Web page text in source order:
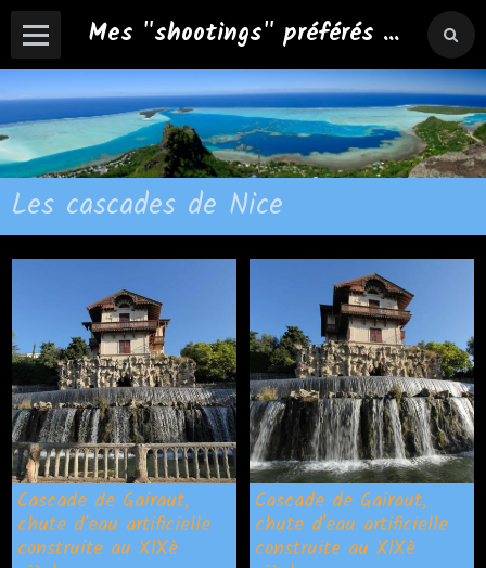
Mes "shootings" préférés ...
Les cascades de Nice
Cascade de Gairaut,
chute d'eau artificielle
construite au XIXè
Cascade de Gairaut,
chute d'eau artificielle
construite au XIXè